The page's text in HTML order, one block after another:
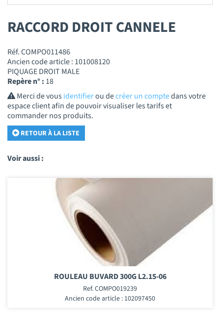
RACCORD DROIT CANNELE
Réf. COMPO011486
Ancien code article : 101008120
PIQUAGE DROIT MALE
Repère n° : 18
Merci de vousidentifierou decréer un comptedans votre
espace client afin de pouvoir visualiser les tarifs et
commander nos produits.
RETOUR À LA LISTE
Voir aussi :
ROULEAU BUVARD 300G L2.15-06
Ref. COMPO019239
Ancien code article : 102097450